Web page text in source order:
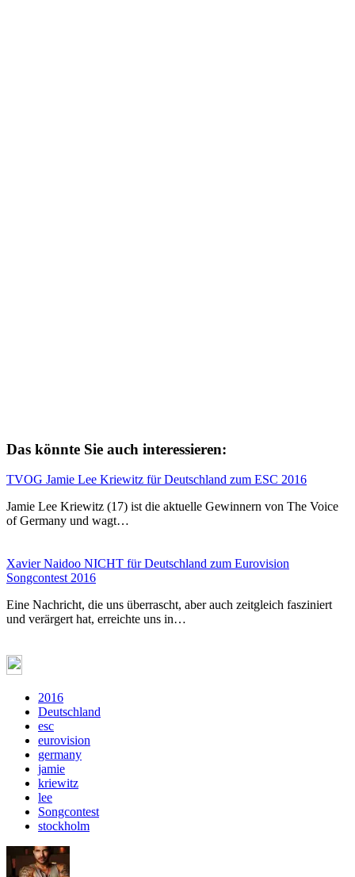
Das könnte Sie auch interessieren:
TVOG Jamie Lee Kriewitz für Deutschland zum ESC 2016
Jamie Lee Kriewitz (17) ist die aktuelle Gewinnern von The Voice
of Germany und wagt…
Xavier Naidoo NICHT für Deutschland zum Eurovision
Songcontest 2016
Eine Nachricht, die uns überrascht, aber auch zeitgleich fasziniert
und verärgert hat, erreichte uns in…
2016
Deutschland
esc
eurovision
germany
jamie
kriewitz
lee
Songcontest
stockholm